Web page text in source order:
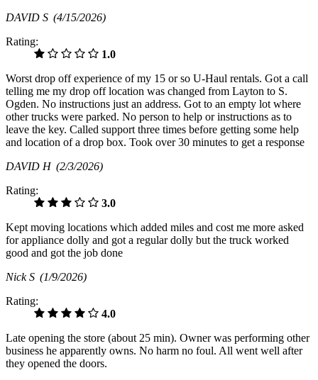
DAVID S (4/15/2026)
Rating:
1.0
Worst drop off experience of my 15 or so U-Haul rentals. Got a call
telling me my drop off location was changed from Layton to S.
Ogden. No instructions just an address. Got to an empty lot where
other trucks were parked. No person to help or instructions as to
leave the key. Called support three times before getting some help
and location of a drop box. Took over 30 minutes to get a response
DAVID H (2/3/2026)
Rating:
3.0
Kept moving locations which added miles and cost me more asked
for appliance dolly and got a regular dolly but the truck worked
good and got the job done
Nick S (1/9/2026)
Rating:
4.0
Late opening the store (about 25 min). Owner was performing other
business he apparently owns. No harm no foul. All went well after
they opened the doors.